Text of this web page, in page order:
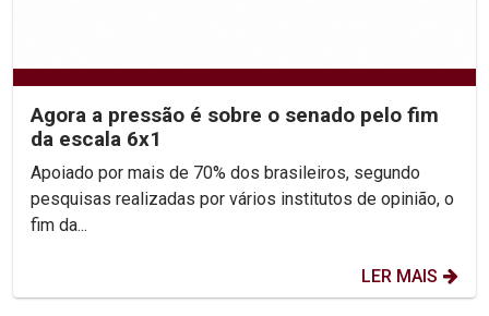
Agora a pressão é sobre o senado pelo fim
da escala 6x1
Apoiado por mais de 70% dos brasileiros, segundo
pesquisas realizadas por vários institutos de opinião, o
fim da...
LER MAIS